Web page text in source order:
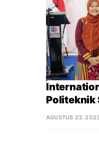
Politeknik
AGUSTUS 23,